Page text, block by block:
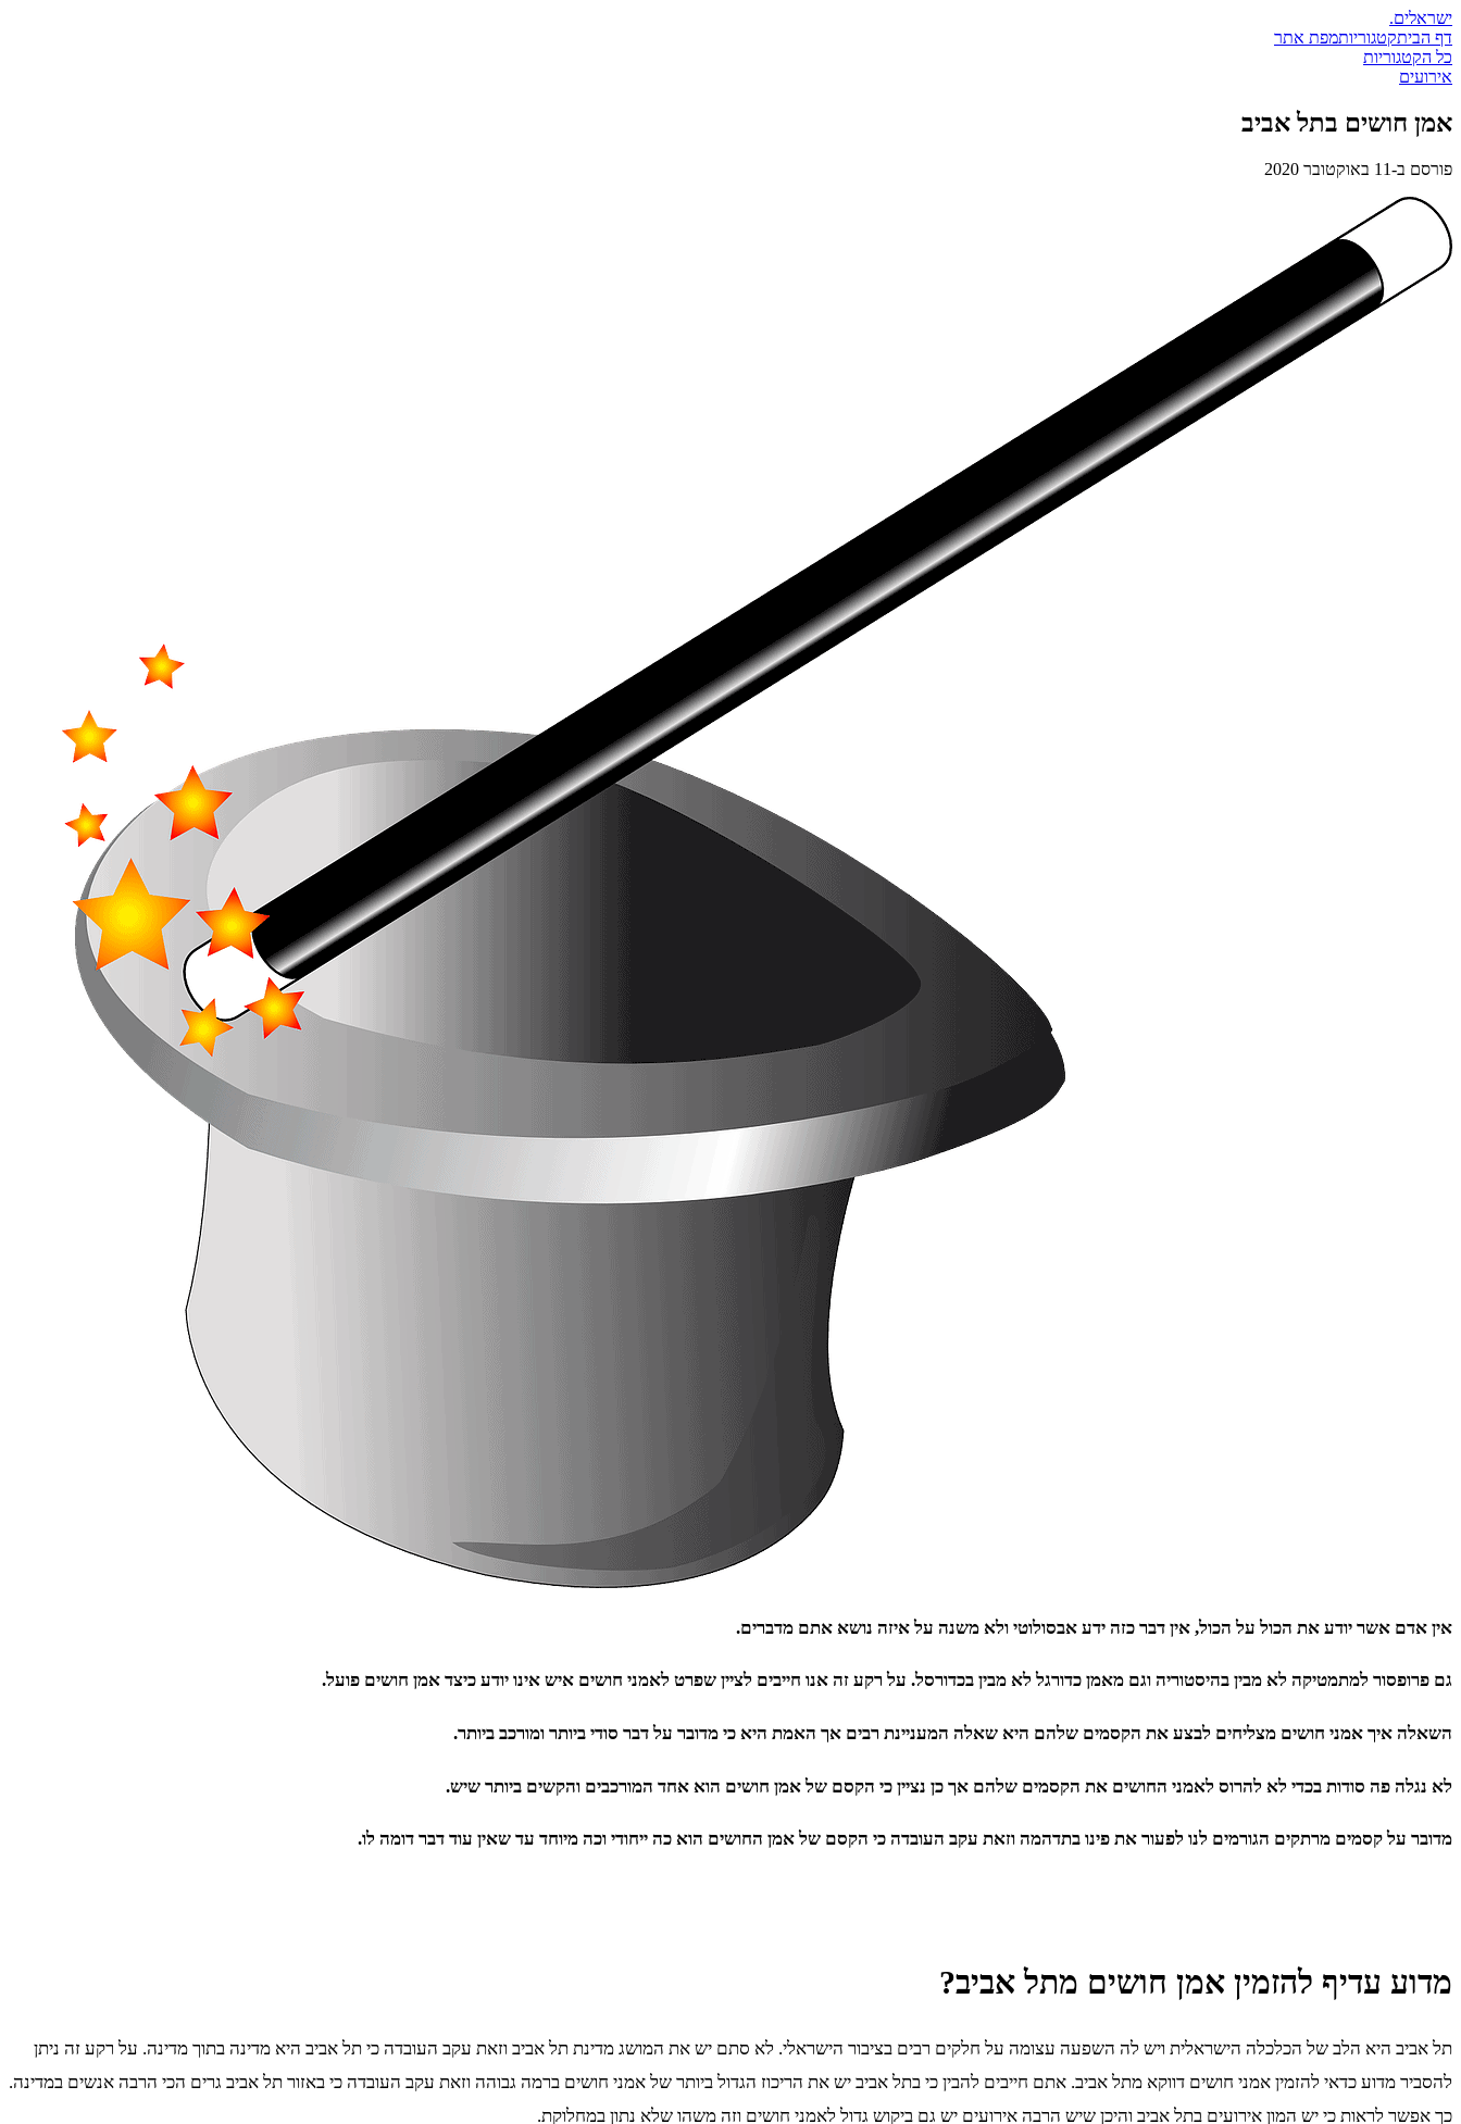
ישראלים.
דף הביתקטגוריותמפת אתר
כל הקטגוריות
אירועים
אמן חושים בתל אביב
פורסם ב-11 באוקטובר 2020
אין אדם אשר יודע את הכול על הכול, אין דבר כזה ידע אבסולוטי ולא משנה על איזה נושא אתם מדברים.
גם פרופסור למתמטיקה לא מבין בהיסטוריה וגם מאמן כדורגל לא מבין בכדורסל. על רקע זה אנו חייבים לציין שפרט לאמני חושים איש אינו יודע כיצד אמן חושים פועל.
השאלה איך אמני חושים מצליחים לבצע את הקסמים שלהם היא שאלה המעניינת רבים אך האמת היא כי מדובר על דבר סודי ביותר ומורכב ביותר.
לא נגלה פה סודות בכדי לא להרוס לאמני החושים את הקסמים שלהם אך כן נציין כי הקסם של אמן חושים הוא אחד המורכבים והקשים ביותר שיש.
מדובר על קסמים מרתקים הגורמים לנו לפעור את פינו בתדהמה וזאת עקב העובדה כי הקסם של אמן החושים הוא כה ייחודי וכה מיוחד עד שאין עוד דבר דומה לו.
מדוע עדיף להזמין אמן חושים מתל אביב?
תל אביב היא הלב של הכלכלה הישראלית ויש לה השפעה עצומה על חלקים רבים בציבור הישראלי. לא סתם יש את המושג מדינת תל אביב וזאת עקב העובדה כי תל אביב היא מדינה בתוך מדינה. על רקע זה ניתן
להסביר מדוע כדאי להזמין אמני חושים דווקא מתל אביב. אתם חייבים להבין כי בתל אביב יש את הריכוז הגדול ביותר של אמני חושים ברמה גבוהה וזאת עקב העובדה כי באזור תל אביב גרים הכי הרבה אנשים במדינה.
כך אפשר לראות כי יש המון אירועים בתל אביב והיכן שיש הרבה אירועים יש גם ביקוש גדול לאמני חושים וזה משהו שלא נתון במחלוקת.